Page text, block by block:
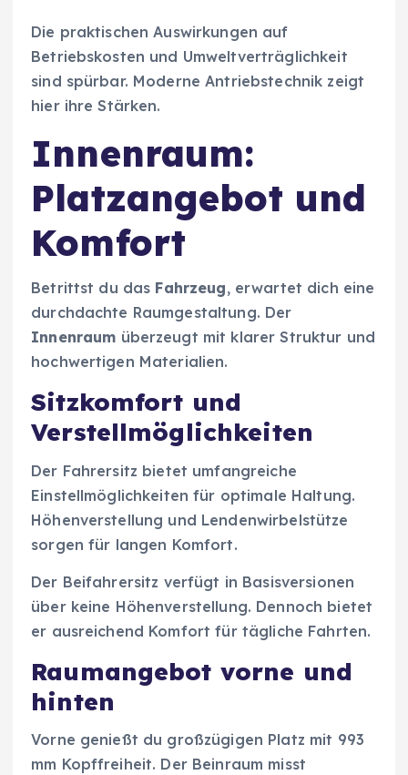
Die praktischen Auswirkungen auf
Betriebskosten und Umweltverträglichkeit
sind spürbar. Moderne Antriebstechnik zeigt
hier ihre Stärken.
Innenraum:
Platzangebot und
Komfort
Betrittst du das Fahrzeug, erwartet dich eine
durchdachte Raumgestaltung. Der
Innenraum überzeugt mit klarer Struktur und
hochwertigen Materialien.
Sitzkomfort und
Verstellmöglichkeiten
Der Fahrersitz bietet umfangreiche
Einstellmöglichkeiten für optimale Haltung.
Höhenverstellung und Lendenwirbelstütze
sorgen für langen Komfort.
Der Beifahrersitz verfügt in Basisversionen
über keine Höhenverstellung. Dennoch bietet
er ausreichend Komfort für tägliche Fahrten.
Raumangebot vorne und
hinten
Vorne genießt du großzügigen Platz mit 993
mm Kopffreiheit. Der Beinraum misst